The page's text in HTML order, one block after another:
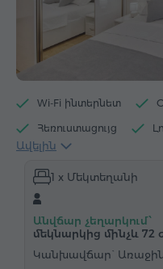
Wi-Fi ինտերնետ
Հեռուստացույց
Էլեկտրական թեյնիկ
Հիգիենայի
Հողաթափեր
Պահարան
Չհրկիզվող պահարան
Ավելին
1 x Մեկտեղանի
Անվճար չեղարկում՝
մեկնարկից մինչև
Կանխավճար`